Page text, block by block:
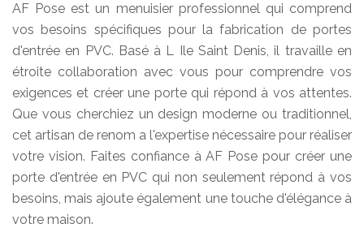
AF Pose est un menuisier professionnel qui comprend
vos besoins spécifiques pour la fabrication de portes
d'entrée en PVC. Basé à L Ile Saint Denis, il travaille en
étroite collaboration avec vous pour comprendre vos
exigences et créer une porte qui répond à vos attentes.
Que vous cherchiez un design moderne ou traditionnel,
cet artisan de renom a l'expertise nécessaire pour réaliser
votre vision. Faites confiance à AF Pose pour créer une
porte d'entrée en PVC qui non seulement répond à vos
besoins, mais ajoute également une touche d'élégance à
votre maison.